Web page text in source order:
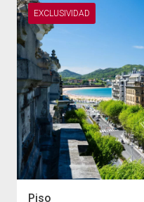
EXCLUSIVIDAD
Piso